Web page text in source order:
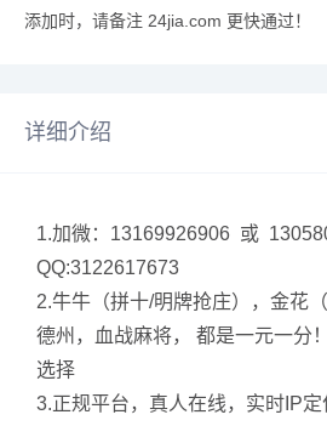
添加时，请备注 24jia.com 更快通过！
详细介绍
1.加微：13169926906 或
QQ:3122617673
2.牛牛（拼十/明牌抢庄），金花
德州，血战麻将， 都是一元一分
选择
3.正规平台，真人在线，实时IP